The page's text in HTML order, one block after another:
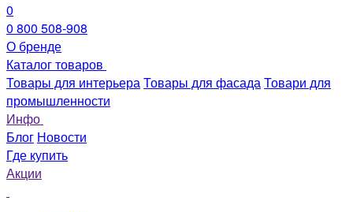
0
0 800 508-908
О бренде
Каталог товаров
Товары для интерьераТовары для фасадаТовари для
промышленности
Инфо
Блог Новости
Где купить
Акции